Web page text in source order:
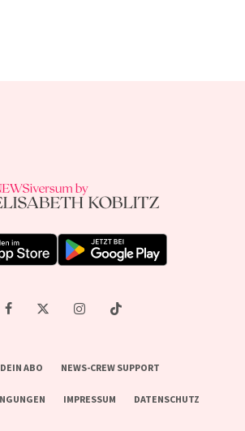
ABO NEWS-CREW SUPPORT
IMPRESSUM DATENSCHUTZ